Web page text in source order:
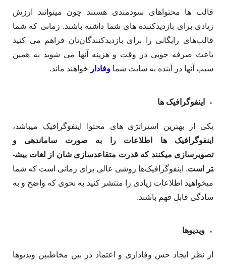
قالب ­ها محتواهای سودمندی هستند چون می­توانند ارزش
زیادی برای بازدیدکننده­ های شما داشته باشند. زمانی که شما
قالب­‌های رایگانی را برای بازدیدکنندگان‌تان فراهم می­ کنید
باعث صرفه ­جویی در وقت و هزینه آن­ها می ­شوید به همین
سبب آن­ها در آینده به سایت شما وفادار خواهند ماند.
اینفوگرافیک­ ها
یکی از بهترین استراتژی های محتوا اینفوگرافیک میباشد،
اینفوگرافیک­ ها اطلاعات را به صورت سامان­دهی و
تصویرسازی می­کنند که قدرت متقاعدسازی شان از لغات بیش­
تر است. اینفوگرافیک‌­ها روشی عالی برای زمانی است که شما
می­خواهید اطلاعات زیادی را منتشر کنید به نحوی که واضح و به
سادگی قابل فهم باشند.
ویدیوها
از نظر ایجاد حس وفاداری و اعتماد در بین مخاطبین ویدیوها